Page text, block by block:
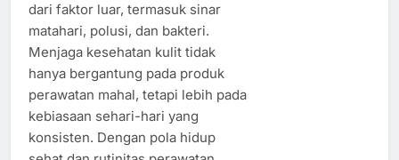
dari faktor luar, termasuk sinar
matahari, polusi, dan bakteri.
Menjaga kesehatan kulit tidak
hanya bergantung pada produk
perawatan mahal, tetapi lebih pada
kebiasaan sehari-hari yang
konsisten. Dengan pola hidup